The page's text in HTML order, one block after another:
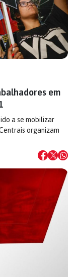
em
a se mobilizar
organizam